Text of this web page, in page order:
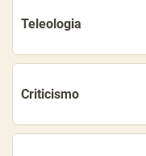
Teleologia
Criticismo